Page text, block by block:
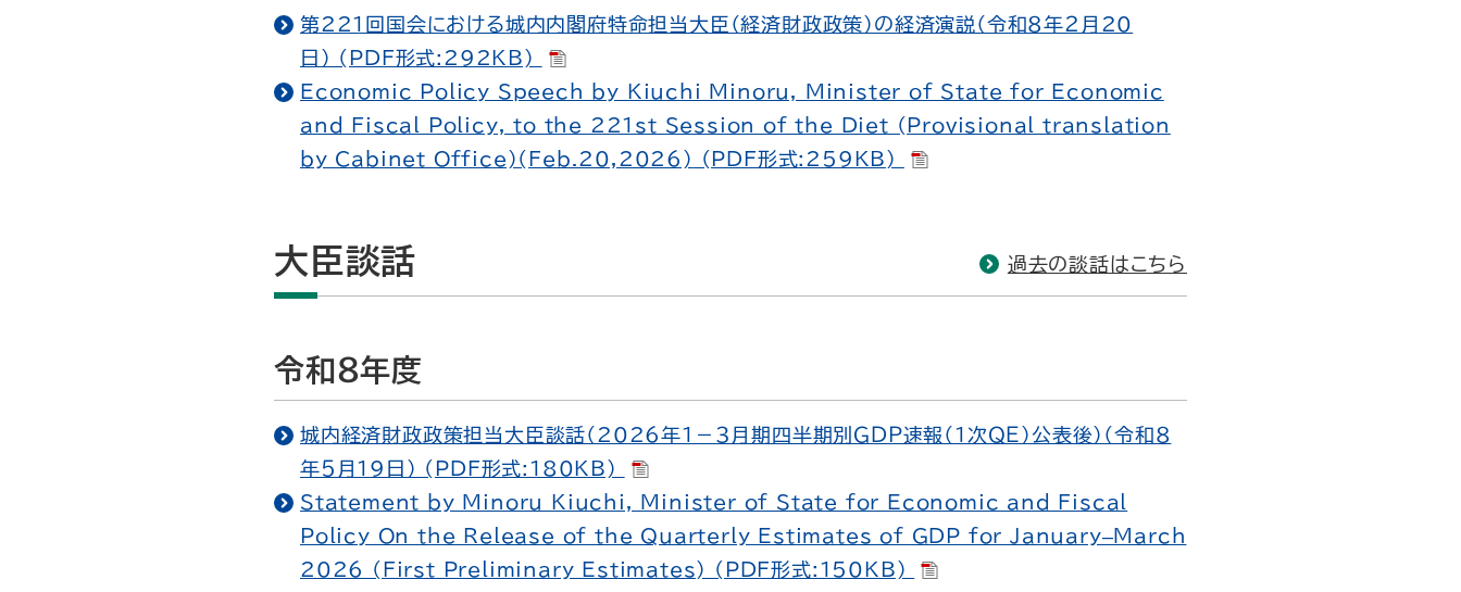
第221回国会における城内内閣府特命担当大臣（経済財政政策）の経済演説（令和８年２月20
日） (PDF形式:292KB)
Economic Policy Speech by Kiuchi Minoru, Minister of State for Economic
and Fiscal Policy, to the 221st Session of the Diet (Provisional translation
by Cabinet Office)(Feb.20,2026)
(PDF形式:259KB)
大臣談話 過去の談話はこちら
令和8年度
城内経済財政政策担当大臣談話（2026年１－３月期四半期別ＧＤＰ速報（１次ＱＥ）公表後）（令和８
年５月19日） (PDF形式:180KB)
Statement by Minoru Kiuchi, Minister of State for Economic and Fiscal
Policy On the Release of the Quarterly Estimates of GDP for January–March
2026 (First Preliminary Estimates) (PDF形式:150KB)